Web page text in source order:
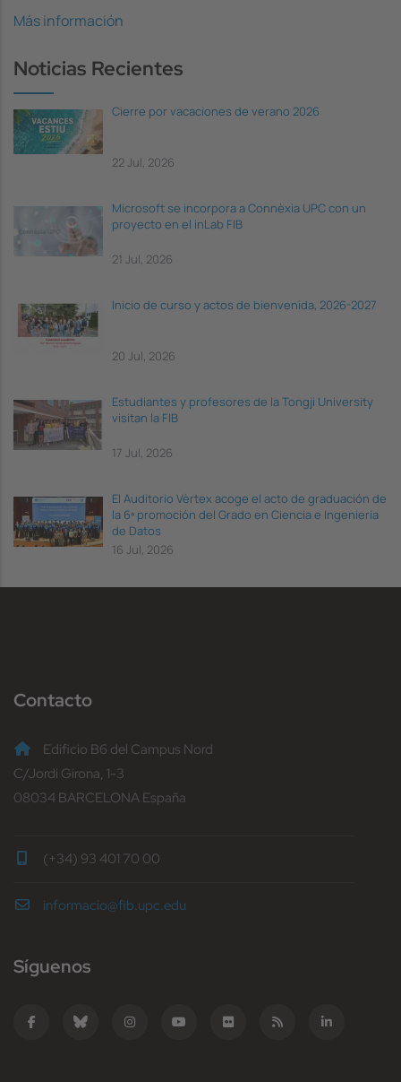
Más información
Noticias Recientes
Cierre por vacaciones de verano 2026
22 Jul, 2026
Microsoft se incorpora a Connèxia UPC con un
proyecto en el inLab FIB
21 Jul, 2026
Inicio de curso y actos de bienvenida, 2026-2027
20 Jul, 2026
Estudiantes y profesores de la Tongji University
visitan la FIB
17 Jul, 2026
El Auditorio Vèrtex acoge el acto de graduación de
la 6ª promoción del Grado en Ciencia e Ingeniería
de Datos
16 Jul, 2026
Contacto
Edificio B6 del Campus Nord
C/Jordi Girona, 1-3
08034 BARCELONA España
(+34) 93 401 70 00
informacio@fib.upc.edu
Síguenos